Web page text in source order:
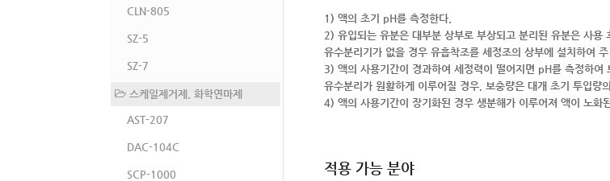
1) 액의 초기 pH를 측정한다.
2) 유입되는 유분은 대부분 상부로 부상되고 분리된 유분은 사용
유수분리기가 없을 경우 유흡착조를 세정조의 상부에 설치하여
3) 액의 사용기간이 경과하여 세정력이 떨어지면 pH를 측정하여
유수분리가 원활하게 이루어질 경우, 보충량은 대개 초기 투입
4) 액의 사용기간이 장기화된 경우 생분해가 이루어져 액이 노화
적용 가능 분야
CLN-805
SZ-5
SZ-7
스케일제거제, 화학연마제
AST-207
DAC-104C
SCP-1000